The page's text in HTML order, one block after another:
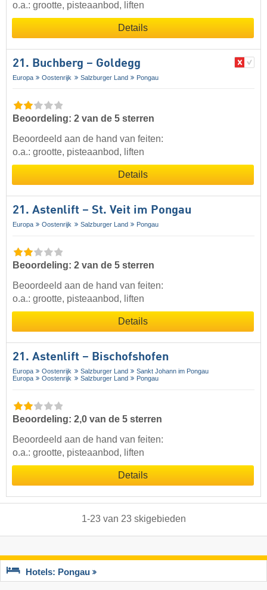
o.a.: grootte, pisteaanbod, liften
Details
21. Buchberg – Goldegg
Europa Oostenrijk Salzburger Land Pongau
Beoordeling: 2 van de 5 sterren
Beoordeeld aan de hand van feiten:
o.a.: grootte, pisteaanbod, liften
Details
21. Astenlift – St. Veit im Pongau
Europa Oostenrijk Salzburger Land Pongau
Beoordeling: 2 van de 5 sterren
Beoordeeld aan de hand van feiten:
o.a.: grootte, pisteaanbod, liften
Details
21. Astenlift – Bischofshofen
Europa Oostenrijk Salzburger Land
Sankt Johann im Pongau
Europa
Oostenrijk Salzburger Land Pongau
Beoordeling: 2,0 van de 5 sterren
Beoordeeld aan de hand van feiten:
o.a.: grootte, pisteaanbod, liften
Details
1-23van 23 skigebieden
Hotels: Pongau